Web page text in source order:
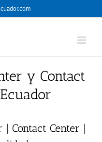
y Contact
Contact Center |